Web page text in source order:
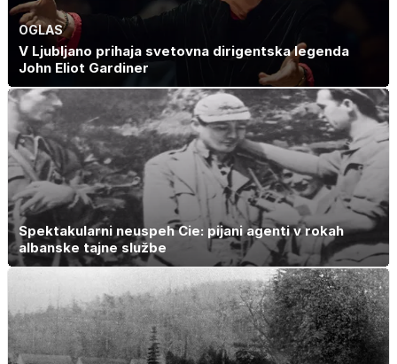
OGLAS
V Ljubljano prihaja svetovna dirigentska legenda
John Eliot Gardiner
Spektakularni neuspeh Cie: pijani agenti v rokah
albanske tajne službe